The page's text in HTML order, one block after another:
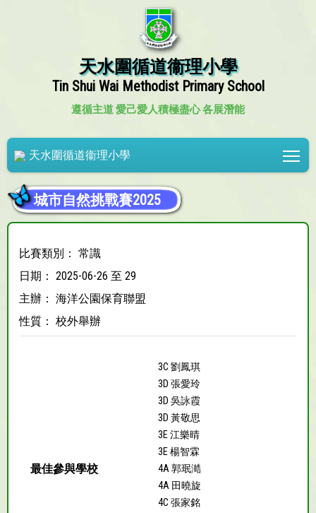
天水圍循道衞理小學
Tin Shui Wai Methodist Primary School
遵循主道 愛己愛人積極盡心 各展潛能
天水圍循道衞理小學
城市自然挑戰賽2025
比賽類別： 常識
日期： 2025-06-26 至 29
主辦： 海洋公園保育聯盟
性質： 校外舉辦
最佳參與學校
3C 劉鳳琪
3D 張愛玲
3D 吳詠霞
3D 黃敬思
3E 江樂晴
3E 楊智霖
4A 郭珉澔
4A 田曉旋
4C 張家銘